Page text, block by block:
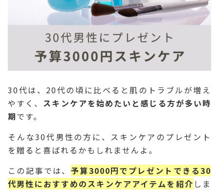
30代は、20代の頃に比べると肌のトラブルが増え
やすく、 スキンケアを始めたいと感じる方が多い時
期です。
そんな30代男性の方に、スキンケアのプレゼント
を贈ると喜ばれるかもしれませんよ。
この記事では、 予算3000円でプレゼントできる30
代男性におすすめのスキンケアアイテムを紹介 しま